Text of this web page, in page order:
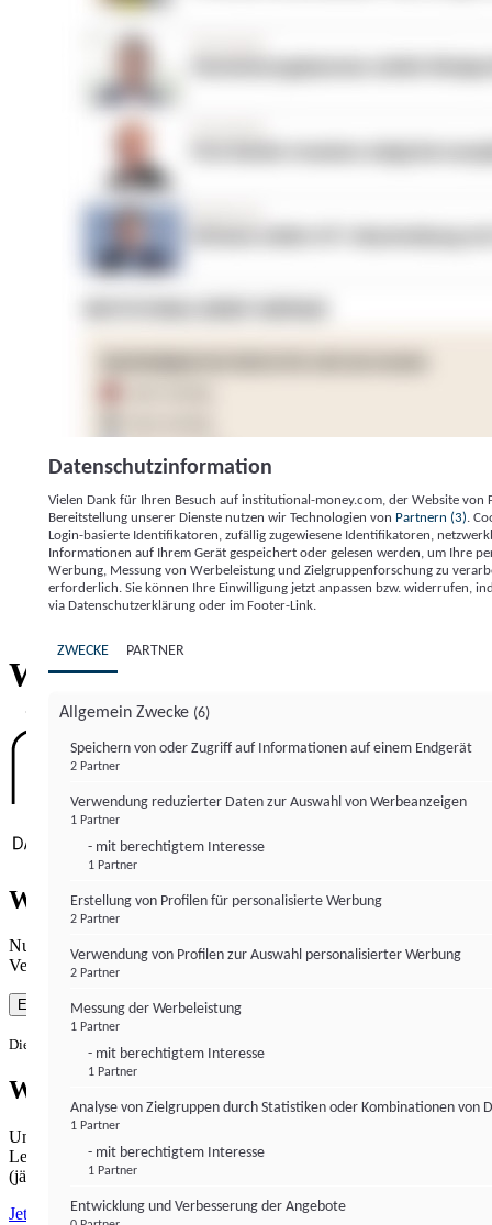
Institutional Money
ImpressumDatenschutzerklärung
Willkommen bei
Wie gewohnt mit Werbung lesen
Nutzen Sie institutional-money.com mit Ihrer Zustimmung zur
Verwendung von Cookies für Webanalyse und Werbemaßnahmen.
Einverstanden
Die Zustimmung ist jederzeit widerrufbar.
Werbefrei lesen
Unabhängiger Journalismus hat seinen Preis.
Lesen Sie institutional-money.com PUR für 33,99€ pro Monat
(jährliche Abrechnung).
Jetzt abonnieren
Datenschutzinformation
Vielen Dank für Ihren Besuch auf institutional-money.com, der Website von
Bereitstellung unserer Dienste nutzen wir Technologien von Partnern (3) .
Login-basierte Identifikatoren, zufällig zugewiesene Identifikatoren,
Informationen auf Ihrem Gerät gespeichert oder gelesen werden, um Ihre
Werbung, Messung von Werbeleistung und Zielgruppenforschung zu
erforderlich. Sie können Ihre Einwilligung jetzt anpassen bzw. widerrufen,
via Datenschutzerklärung oder im Footer-Link.
ZWECKE PARTNER
Allgemein Zwecke (6)
Speichern von oder Zugriff auf Informationen auf einem Endgerät
2 Partner
Verwendung reduzierter Daten zur Auswahl von Werbeanzeigen
1 Partner
- mit berechtigtem Interesse
1 Partner
Erstellung von Profilen für personalisierte Werbung
2 Partner
Verwendung von Profilen zur Auswahl personalisierter Werbung
2 Partner
Messung der Werbeleistung
1 Partner
- mit berechtigtem Interesse
1 Partner
Analyse von Zielgruppen durch Statistiken oder Kombinationen von
1 Partner
- mit berechtigtem Interesse
1 Partner
Entwicklung und Verbesserung der Angebote